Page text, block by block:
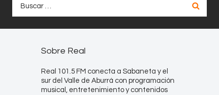
Sobre Real
Real 101.5 FM conecta a Sabaneta y el
sur del Valle de Aburrá con programación
musical, entretenimiento y contenidos